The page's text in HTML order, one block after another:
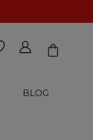
BLOG